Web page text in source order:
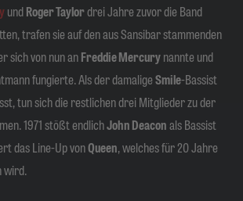
undRoger Taylordrei Jahre zuvor die Band
trafen sie auf den aus Sansibar stammenden
sich von nun anFreddie Mercurynannte und
fungierte. Als der damaligeSmile-Bassist
tun sich die restlichen drei Mitglieder zu der
1971 stößt endlichJohn Deaconals Bassist
das Line-Up vonQueen, welches für 20 Jahre
wird.